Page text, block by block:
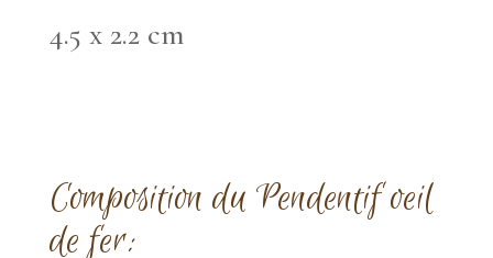
4.5 x 2.2 cm
Composition du Pendentif oeil
de fer: